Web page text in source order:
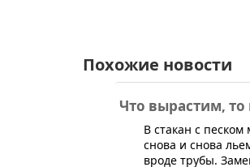
Похожие новости
Что вырастим,
​В стакан с
снова и снова
вроде трубы.